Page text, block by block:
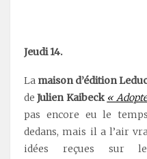
Jeudi 14.
La maison d’édition
deJulien Kaibeck «
pas encore eu le
dedans, mais il a l’air
idées reçues sur